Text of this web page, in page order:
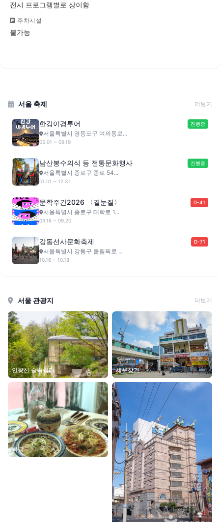
전시 프로그램별로 상이함
주차시설
불가능
서울 축제 더보기
한강야경투어 진행중
서울특별시 영등포구 여의동로...
05.01 ~ 09.19
남산봉수의식 등 전통문화행사 진행중
서울특별시 종로구 종로 54...
01.01 ~ 12.31
문학주간2026 〈곁눈질〉 D-41
서울특별시 종로구 대학로 1...
09.16 ~ 09.20
강동선사문화축제 D-71
서울특별시 강동구 올림픽로 ...
10.16 ~ 10.18
서울 관광지 더보기
인왕산 숲속쉼터 세운상가
목금